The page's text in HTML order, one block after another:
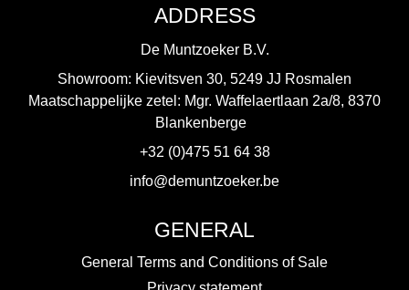
ADDRESS
De Muntzoeker B.V.
Showroom: Kievitsven 30, 5249 JJ Rosmalen
Maatschappelijke zetel: Mgr. Waffelaertlaan 2a/8, 8370
Blankenberge
+32 (0)475 51 64 38
info@demuntzoeker.be
GENERAL
General Terms and Conditions of Sale